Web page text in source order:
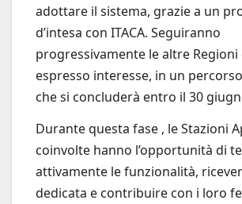
adottare il sistema, grazie a un
d’intesa con ITACA. Seguiranno
progressivamente le altre Regioni
espresso interesse, in un
che si concluderà entro il 30
Durante questa fase , le Stazioni
coinvolte hanno l’opportunità di
attivamente le funzionalità,
dedicata e contribuire con i loro